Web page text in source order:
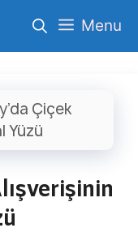
Menu
Çiçek
Yüzü